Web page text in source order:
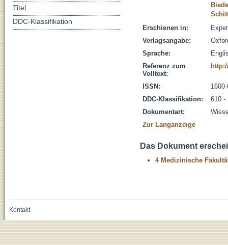
Erschienen in:
Verlagsangabe:
Sprache:
Referenz zum
Volltext:
ISSN:
DDC-Klassifikation:
610 -
Dokumentart:
Zur Langanzeige
Das Dokument
4 Medizinische
Titel
DDC-Klassifikation
Kontakt